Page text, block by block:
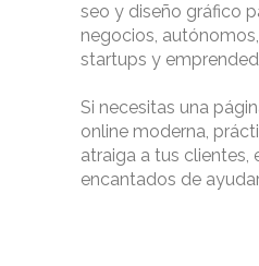
seo y diseño gráfico
negocios,
startups y
Si necesitas una
online moderna,
atraiga a tus clientes,
encantados de